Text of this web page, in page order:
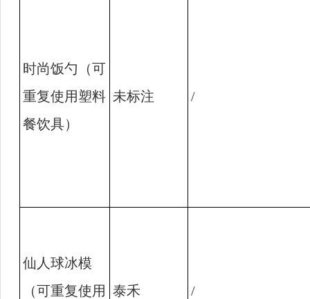
时尚饭勺（可
重复使用塑料
餐饮具）
未标注 /
仙人球冰模
（可重复使用 泰禾 /